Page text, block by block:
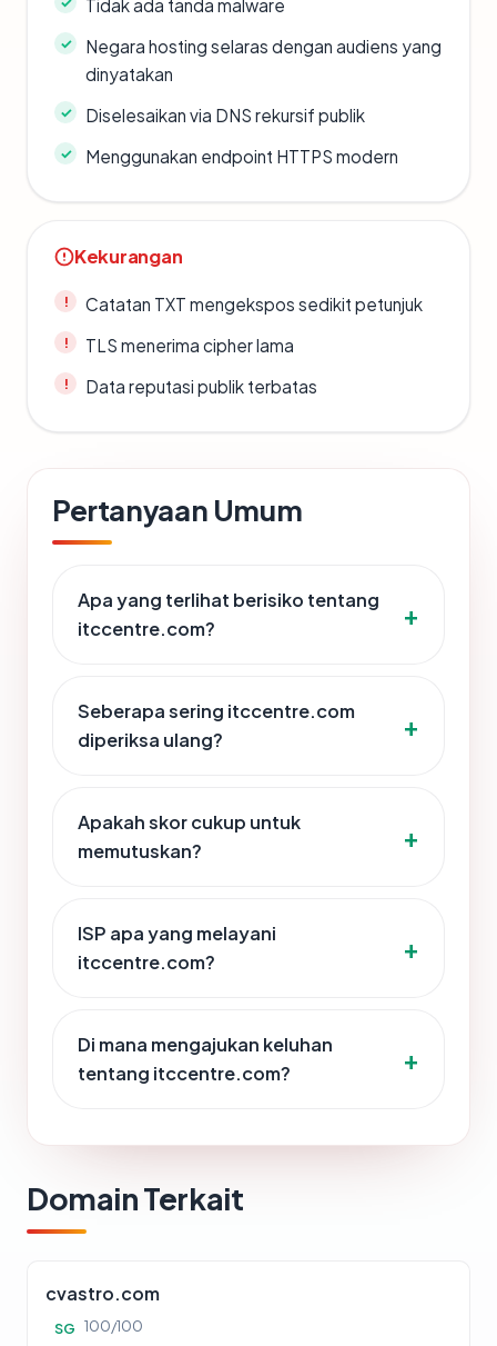
Tidak ada tanda malware
Negara hosting selaras dengan audiens yang
dinyatakan
Diselesaikan via DNS rekursif publik
Menggunakan endpoint HTTPS modern
Kekurangan
Catatan TXT mengekspos sedikit petunjuk
TLS menerima cipher lama
Data reputasi publik terbatas
Pertanyaan Umum
Apa yang terlihat berisiko tentang
itccentre.com?
Seberapa sering itccentre.com
diperiksa ulang?
Apakah skor cukup untuk
memutuskan?
ISP apa yang melayani
itccentre.com?
Di mana mengajukan keluhan
tentang itccentre.com?
Domain Terkait
cvastro.com
SG 100/100